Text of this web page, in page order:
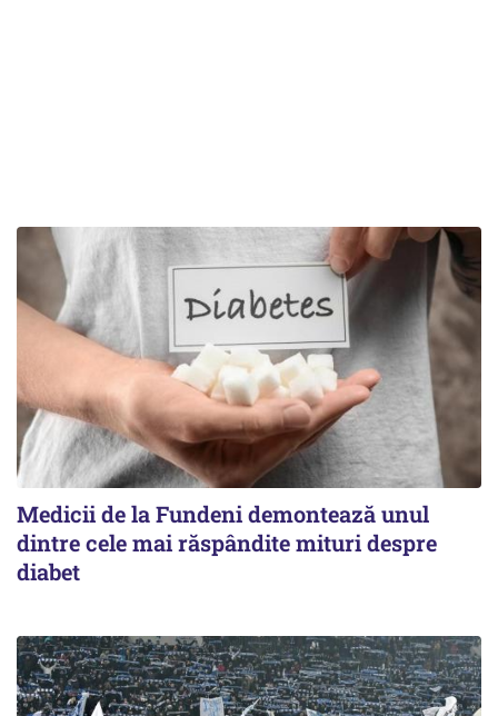
Medicii de la Fundeni demontează unul
dintre cele mai răspândite mituri despre
diabet